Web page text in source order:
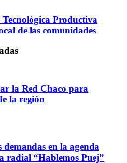
Productiva
de las comunidades
la Red Chaco para
la región
demandas en la agenda
radial “Hablemos Puej”